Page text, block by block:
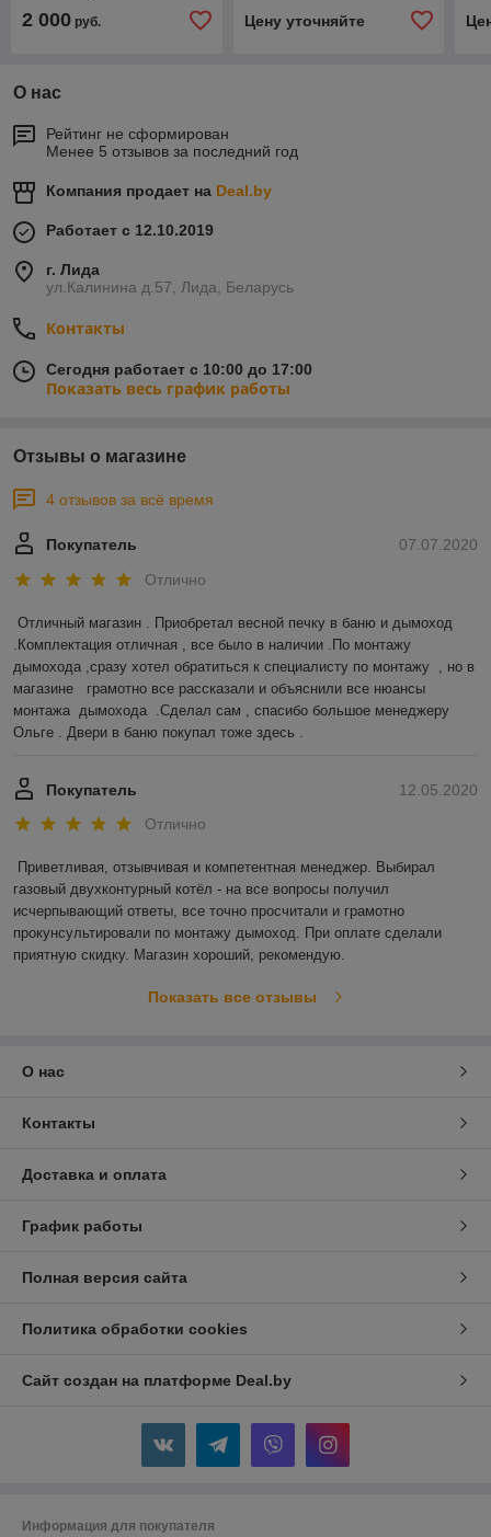
2 000 руб.
Цену уточняйте
О нас
Рейтинг не сформирован
Менее 5 отзывов за последний год
Компания продает на Deal.by
Работает с 12.10.2019
г. Лида
ул.Калинина д.57, Лида, Беларусь
Контакты
Сегодня работает с 10:00 до 17:00
Показать весь график работы
Отзывы о магазине
4 отзывов за всё время
07.07.2020
Покупатель
Отлично
Отличный магазин . Приобретал весной печку в баню и дымоход
.Комплектация отличная , все было в наличии .По монтажу
дымохода ,сразу хотел обратиться к специалисту по монтажу  , но в
магазине   грамотно все рассказали и объяснили все нюансы
монтажа  дымохода  .Сделал сам , спасибо большое менеджеру
Ольге . Двери в баню покупал тоже здесь .
12.05.2020
Покупатель
Отлично
Приветливая, отзывчивая и компетентная менеджер. Выбирал
газовый двухконтурный котёл - на все вопросы получил
исчерпывающий ответы, все точно просчитали и грамотно
прокунсультировали по монтажу дымоход. При оплате сделали
приятную скидку. Магазин хороший, рекомендую.
Показать все отзывы
О нас
Контакты
Доставка и оплата
График работы
Полная версия сайта
Политика обработки cookies
Сайт создан на платформе Deal.by
Информация для покупателя